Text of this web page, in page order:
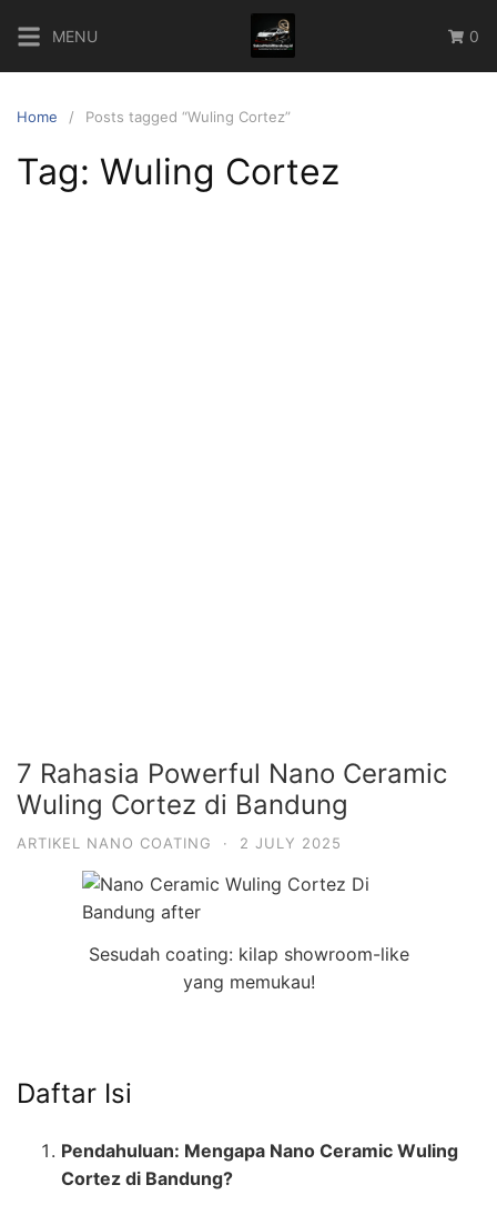
content
MENU 0
Home Posts tagged “Wuling Cortez”
Tag: Wuling Cortez
7 Rahasia Powerful Nano Ceramic
Wuling Cortez di Bandung
ARTIKEL NANO COATING · 2 JULY 2025
Sesudah coating: kilap showroom-like
yang memukau!
Daftar Isi
Pendahuluan: Mengapa Nano Ceramic Wuling
Cortez di Bandung?